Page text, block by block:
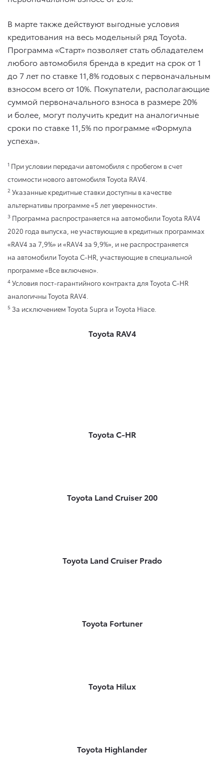
В марте также действуют выгодные условия
кредитования на весь модельный ряд Toyota.
Программа «Старт» позволяет стать обладателем
любого автомобиля бренда в кредит на срок от 1
до 7 лет по ставке 11,8% годовых с первоначальным
взносом всего от 10%. Покупатели, располагающие
суммой первоначального взноса в размере 20%
и более, могут получить кредит на аналогичные
сроки по ставке 11,5% по программе «Формула
успеха».
1 При условии передачи автомобиля с пробегом в счет
стоимости нового автомобиля Toyota RAV4.
2 Указанные кредитные ставки доступны в качестве
альтернативы программе «5 лет уверенности».
3 Программа распространяется на автомобили Toyota RAV4
2020 года выпуска, не участвующие в кредитных программах
«RAV4 за 7,9%» и «RAV4 за 9,9%», и не распространяется
на автомобили Toyota C-HR, участвующие в специальной
программе «Все включено».
4 Условия пост-гарантийного контракта для Toyota C-HR
аналогичны Toyota RAV4.
5 За исключением Toyota Supra и Toyota Hiace.
Toyota RAV4
Toyota C-HR
Toyota Land Cruiser 200
Toyota Land Cruiser Prado
Toyota Fortuner
Toyota Hilux
Toyota Highlander